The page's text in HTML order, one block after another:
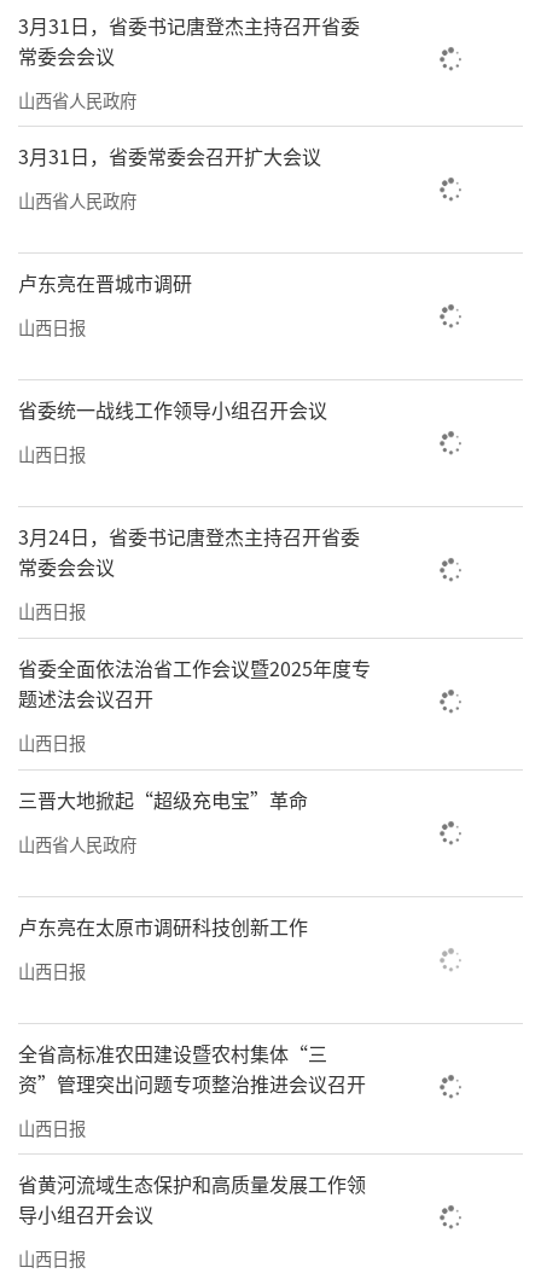
能。
2025年，大同推出十大主题精品旅游线路
——从千年文明溯源到边塞雄关巡礼，从非遗活
态传承到生态康养慢享，以云冈石窟景区为龙
头，整合全域资源，提升城市门户旅游能级。
从窟内的数字化治理到窟外的智慧服务，
从一枚文创贴纸到一座城市的文旅雄心，云冈
国”的时代答卷，让千年石语化作世界回响。
（李强）
牢记领袖嘱托 守护云冈瑰宝
六年来，我们始终牢记习近平总书记的殷
殷嘱托，以赤子之心守千年石窟，以奋进之力
传中华文明，在文物保护、云冈学研究、文旅
融合发展的征程上勇毅前行，努力交出一份不
负使命、不负时代的优异答卷。
我们筑牢保护根基，以科技为钥守护千年
文脉。始终坚守“保护第一”原则，聚力攻克
理、风化防治等重点工程，先后建立云冈学研
究国家文物局重点科研基地、石质文物保护与
基地及石窟寺保护与传承山西省重点实验室，
实施省级“揭榜挂帅”科研项目，努力破解石
窟病害治理核心瓶颈。打造“数字云冈”先进
计算中心，完成80%洞窟全维度数字化保全，
率先迈入石窟数字化“光谱时代”。
我们深耕学术沃土，以云冈学为魂铸牢中
3月31日，省委书记唐登杰主持召开省委
常委会会议
山西省人民政府
3月31日，省委常委会召开扩大会议
山西省人民政府
卢东亮在晋城市调研
山西日报
省委统一战线工作领导小组召开会议
山西日报
3月24日，省委书记唐登杰主持召开省委
常委会会议
山西日报
省委全面依法治省工作会议暨2025年度专
题述法会议召开
山西日报
三晋大地掀起“超级充电宝”革命
山西省人民政府
卢东亮在太原市调研科技创新工作
山西日报
全省高标准农田建设暨农村集体“三
资”管理突出问题专项整治推进会议召开
山西日报
省黄河流域生态保护和高质量发展工作领
导小组召开会议
山西日报